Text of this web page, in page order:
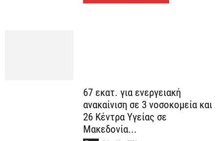
67 εκατ. για ενεργειακή
ανακαίνιση σε 3 νοσοκομεία και
26 Κέντρα Υγείας σε
Μακεδονία...